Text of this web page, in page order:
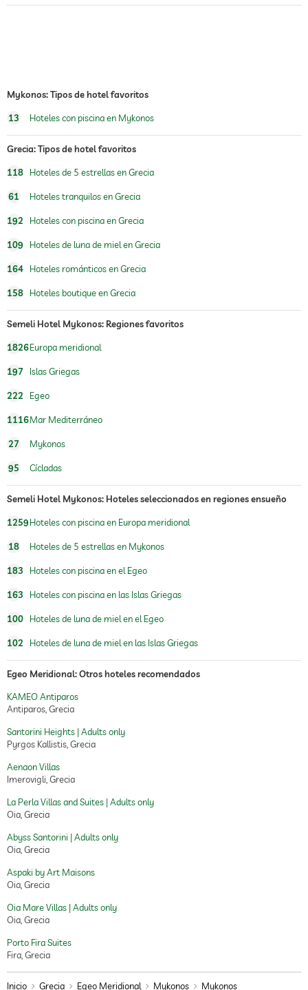
piscina exterior abierto todo el año
gimnasio
Mykonos: Tipos de hotel favoritos
13 Hoteles con piscina en Mykonos
Grecia: Tipos de hotel favoritos
118 Hoteles de 5 estrellas en Grecia
61 Hoteles tranquilos en Grecia
192 Hoteles con piscina en Grecia
109 Hoteles de luna de miel en Grecia
164 Hoteles románticos en Grecia
158 Hoteles boutique en Grecia
Semeli Hotel Mykonos: Regiones favoritos
1826Europa meridional
197 Islas Griegas
222 Egeo
1116Mar Mediterráneo
27 Mykonos
95 Cícladas
Semeli Hotel Mykonos: Hoteles seleccionados en regiones ensueño
1259Hoteles con piscina en Europa meridional
18 Hoteles de 5 estrellas en Mykonos
183 Hoteles con piscina en el Egeo
163 Hoteles con piscina en las Islas Griegas
100 Hoteles de luna de miel en el Egeo
102 Hoteles de luna de miel en las Islas Griegas
Egeo Meridional: Otros hoteles recomendados
KAMEO Antiparos
Antiparos, Grecia
Santorini Heights | Adults only
Pyrgos Kallistis, Grecia
Aenaon Villas
Imerovigli, Grecia
La Perla Villas and Suites | Adults only
Oia, Grecia
Abyss Santorini | Adults only
Oia, Grecia
Aspaki by Art Maisons
Oia, Grecia
Oia Mare Villas | Adults only
Oia, Grecia
Porto Fira Suites
Fira, Grecia
Inicio Grecia Egeo Meridional Mykonos Mykonos